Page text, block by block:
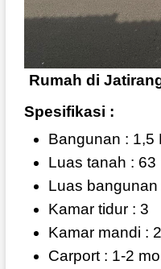
Rumah di
Spesifikasi :
Bangunan : 1,5
Luas tanah : 63
Luas bangunan
Kamar tidur : 3
Kamar mandi : 2
Carport : 1-2